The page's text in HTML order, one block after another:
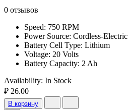
0 отзывов
Speed: 750 RPM
Power Source: Cordless-Electric
Battery Cell Type: Lithium
Voltage: 20 Volts
Battery Capacity: 2 Ah
Availability: In Stock
₽ 26.00
В корзину